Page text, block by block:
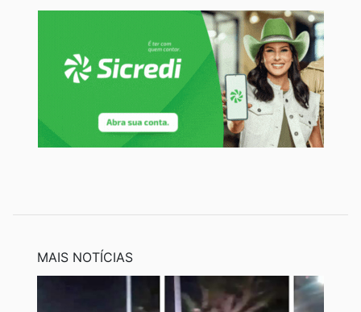
MAIS NOTÍCIAS